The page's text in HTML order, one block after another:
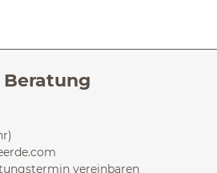
vereinbaren